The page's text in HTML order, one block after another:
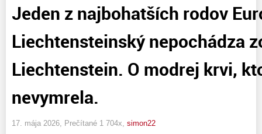
Jeden z najbohatších rodov
Liechtensteinský nepochádza
Liechtenstein. O modrej krvi,
nevymrela.
17. mája 2026, Prečítané 1 704x, simon22